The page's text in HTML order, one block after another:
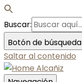
Buscar:
Botón de búsqueda
Saltar al contenido